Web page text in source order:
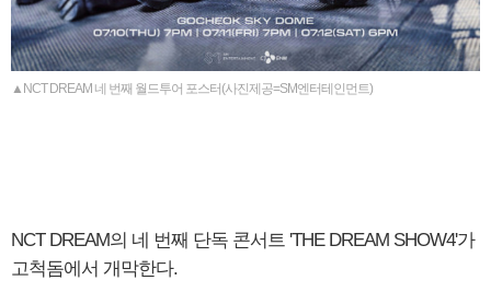
▲NCT DREAM 네 번째 월드투어 포스터(사진제공=SM엔터테인먼트)
NCT DREAM의 네 번째 단독 콘서트 'THE DREAM SHOW4'가
고척돔에서 개막한다.